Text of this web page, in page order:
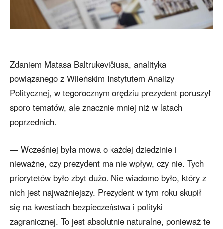
Zdaniem Matasa Baltrukevičiusa, analityka
powiązanego z Wileńskim Instytutem Analizy
Politycznej, w tegorocznym orędziu prezydent poruszył
sporo tematów, ale znacznie mniej niż w latach
poprzednich.
— Wcześniej była mowa o każdej dziedzinie i
nieważne, czy prezydent ma nie wpływ, czy nie. Tych
priorytetów było zbyt dużo. Nie wiadomo było, który z
nich jest najważniejszy. Prezydent w tym roku skupił
się na kwestiach bezpieczeństwa i polityki
zagranicznej. To jest absolutnie naturalne, ponieważ te